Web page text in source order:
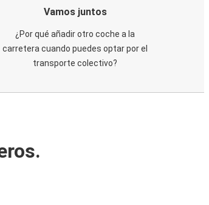
Vamos juntos
¿Por qué añadir otro coche a la
carretera cuando puedes optar por el
transporte colectivo?